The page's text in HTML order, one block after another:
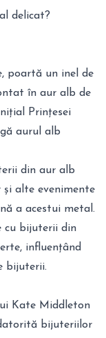
delicat?
poartă un inel de
în aur alb de
Prințesei
aurul alb
din aur alb
alte evenimente
a acestui metal.
cu bijuterii din
influențând
bijuterii.
Kate Middleton
bijuteriilor